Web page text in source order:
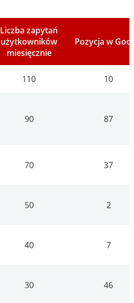
Liczba zapytań
użytkowników
miesięcznie
Pozycja w
110 10
90 87
70 37
50 2
40 7
30 46